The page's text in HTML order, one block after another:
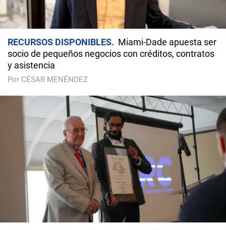
RECURSOS DISPONIBLES
Miami-Dade apuesta ser
socio de pequeños negocios con créditos, contratos
y asistencia
Por CÉSAR MENÉNDEZ